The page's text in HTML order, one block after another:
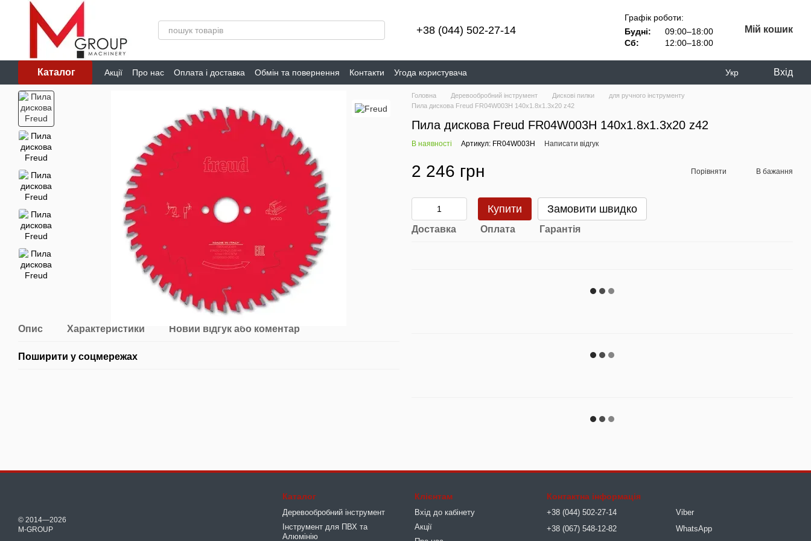
Перейти до основного контенту
+38 (044) 502-27-14
Графік роботи:
Будні:
09:00–18:00
Сб:
12:00–18:00
Мій кошик
Каталог Акції Про нас Оплата і доставка Обмін та повернення Контакти Угода користувача Укр Вхід
Опис Характеристики Новий відгук або коментар
Поширити у соцмережах
Головна Деревообробний інструмент Дискові пилки
для ручного інструменту
Пила дискова Freud FR04W003H 140x1.8x1.3x20 z42
Пила дискова Freud FR04W003H 140x1.8x1.3x20 z42
В наявності Артикул: FR04W003H Написати відгук
2 246 грн Порівняти В бажання
Купити Замовити швидко
Доставка Оплата Гарантія
© 2014—2026
M-GROUP
Каталог
Деревообробний інструмент
Інструмент для ПВХ та
Алюмінію
Клієнтам
Вхід до кабінету
Акції
Контактна інформація
+38 (044) 502-27-14
+38 (067) 548-12-82
Viber
WhatsApp